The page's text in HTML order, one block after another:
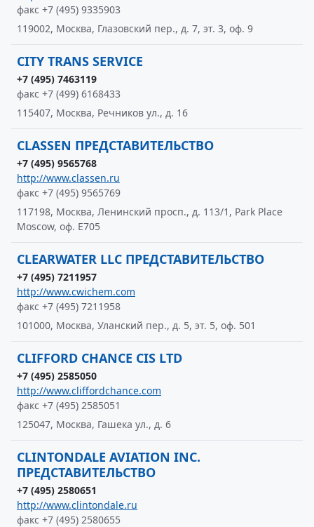
факс +7 (495) 9335903
119002, Москва, Глазовский пер., д. 7, эт. 3, оф. 9
CITY TRANS SERVICE
+7 (495) 7463119
факс +7 (499) 6168433
115407, Москва, Речников ул., д. 16
CLASSEN ПРЕДСТАВИТЕЛЬСТВО
+7 (495) 9565768
http://www.classen.ru
факс +7 (495) 9565769
117198, Москва, Ленинский просп., д. 113/1, Park Place
Moscow, оф. Е705
CLEARWATER LLC ПРЕДСТАВИТЕЛЬСТВО
+7 (495) 7211957
http://www.cwichem.com
факс +7 (495) 7211958
101000, Москва, Уланский пер., д. 5, эт. 5, оф. 501
CLIFFORD CHANCE CIS LTD
+7 (495) 2585050
http://www.cliffordchance.com
факс +7 (495) 2585051
125047, Москва, Гашека ул., д. 6
CLINTONDALE AVIATION INC.
ПРЕДСТАВИТЕЛЬСТВО
+7 (495) 2580651
http://www.clintondale.ru
факс +7 (495) 2580655